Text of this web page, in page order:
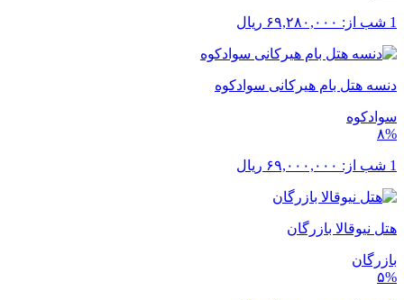
1 شب از: ۶۹,۲۸۰,۰۰۰ ریال
دنسه هتل بام هیرکانی سوادکوه
سوادکوه
۸%
1 شب از: ۶۹,۰۰۰,۰۰۰ ریال
هتل نیوقالا بازرگان
بازرگان
۵%